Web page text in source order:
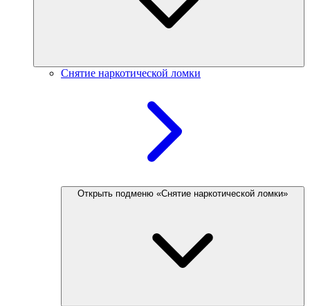
Снятие наркотической ломки
Открыть подменю «Снятие наркотической ломки»